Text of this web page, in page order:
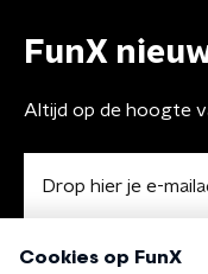
FunX
Altijd op de hoogte